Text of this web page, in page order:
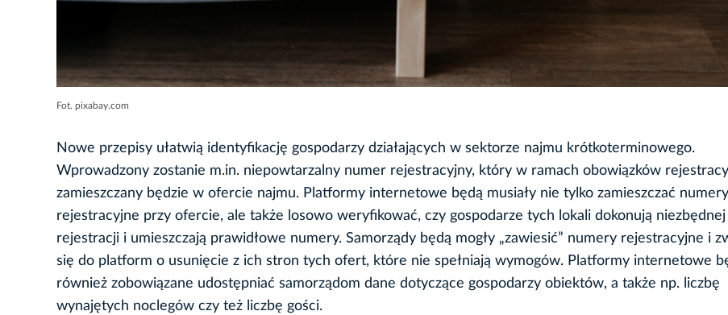
Fot. pixabay.com
Nowe przepisy ułatwią identyfikację gospodarzy działających w sektorze najmu krótkoterminowego.
Wprowadzony zostanie m.in. niepowtarzalny numer rejestracyjny, który w ramach obowiązków
zamieszczany będzie w ofercie najmu. Platformy internetowe będą musiały nie tylko zamieszczać numery
rejestracyjne przy ofercie, ale także losowo weryfikować, czy gospodarze tych lokali dokonują niezbędnej
rejestracji i umieszczają prawidłowe numery. Samorządy będą mogły „zawiesić” numery rejestracyjne i
się do platform o usunięcie z ich stron tych ofert, które nie spełniają wymogów. Platformy internetowe
również zobowiązane udostępniać samorządom dane dotyczące gospodarzy obiektów, a także np. liczbę
wynajętych noclegów czy też liczbę gości.